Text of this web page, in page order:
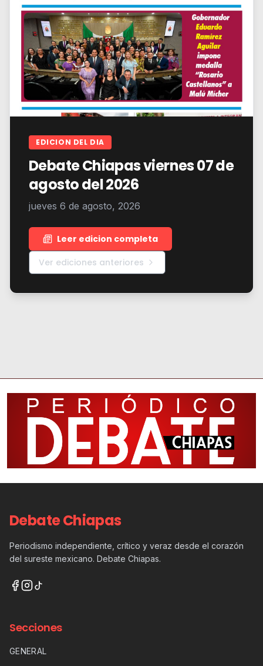
EDICION DEL DIA
Debate Chiapas viernes 07 de
agosto del 2026
jueves 6 de agosto, 2026
Leer edicion completa
Ver ediciones anteriores
Debate Chiapas
Periodismo independiente, crítico y veraz desde el corazón
del sureste mexicano. Debate Chiapas.
Secciones
GENERAL